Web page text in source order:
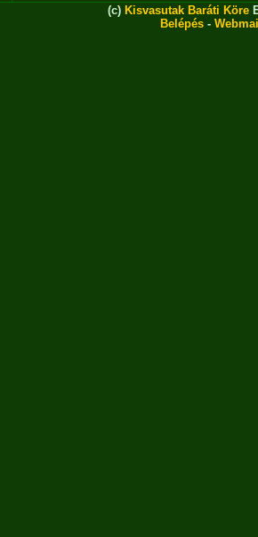
(c) Kisvasutak Baráti Köre
Belépés -